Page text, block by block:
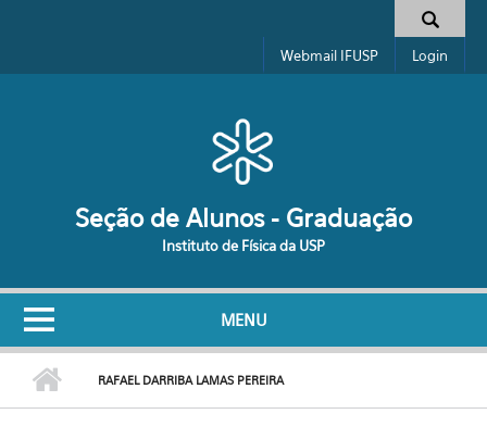
Formulário de busca
Webmail IFUSP Login
Seção de Alunos - Graduação
Instituto de Física da USP
MENU
RAFAEL DARRIBA LAMAS PEREIRA